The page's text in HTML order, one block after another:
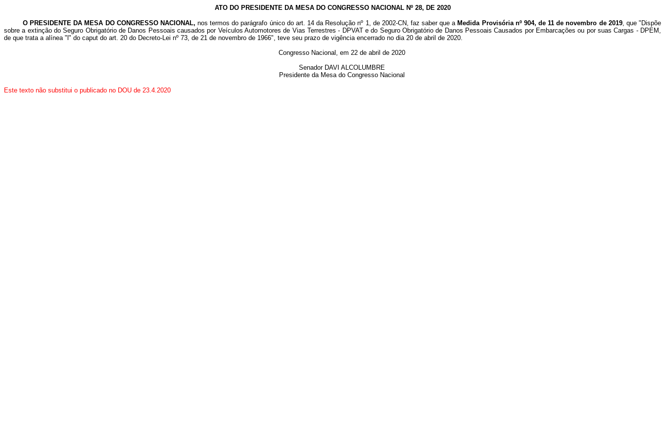
ATO DO PRESIDENTE DA MESA DO CONGRESSO NACIONAL Nº 28, DE 2020
O PRESIDENTE DA MESA DO CONGRESSO NACIONAL, nos termos do parágrafo único do art. 14 da Resolução nº 1, de 2002-CN, faz saber que a Medida Provisória nº 904, de 11 de novembro de 2019, que "Dispõe
sobre a extinção do Seguro Obrigatório de Danos Pessoais causados por Veículos Automotores de Vias Terrestres - DPVAT e do Seguro Obrigatório de Danos Pessoais Causados por Embarcações ou por suas Cargas - DPEM,
de que trata a alínea "l" do caput do art. 20 do Decreto-Lei nº 73, de 21 de novembro de 1966", teve seu prazo de vigência encerrado no dia 20 de abril de 2020.
Congresso Nacional, em 22 de abril de 2020
Senador DAVI ALCOLUMBRE
Presidente da Mesa do Congresso Nacional
Este texto não substitui o publicado no DOU de 23.4.2020